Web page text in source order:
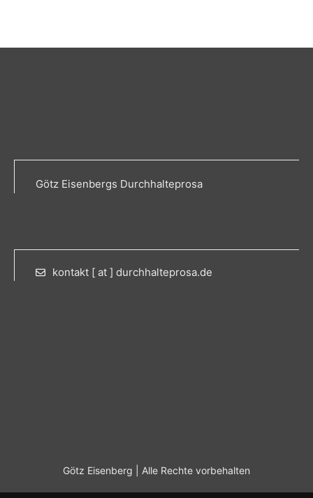
Götz Eisenbergs Durchhalteprosa
kontakt [ at ] durchhalteprosa.de
Götz Eisenberg | Alle Rechte vorbehalten